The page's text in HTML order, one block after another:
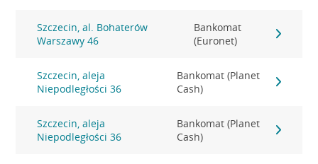
Szczecin, al. Bohaterów
Warszawy 46
Bankomat
(Euronet)
Szczecin, aleja
Niepodległości 36
Bankomat (Planet
Cash)
Szczecin, aleja
Niepodległości 36
Bankomat (Planet
Cash)